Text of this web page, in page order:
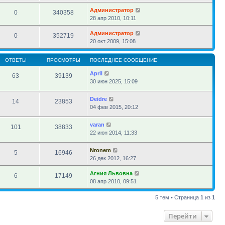
0 340358
Администратор
28 апр 2010, 10:11
0 352719
Администратор
20 окт 2009, 15:08
ОТВЕТЫ ПРОСМОТРЫ ПОСЛЕДНЕЕ СООБЩЕНИЕ
63 39139
April
30 июн 2025, 15:09
14 23853
Deidre
04 фев 2015, 20:12
101 38833
varan
22 июн 2014, 11:33
5 16946
Nronem
26 дек 2012, 16:27
6 17149
Агния Львовна
08 апр 2010, 09:51
5 тем • Страница 1 из 1
Перейти